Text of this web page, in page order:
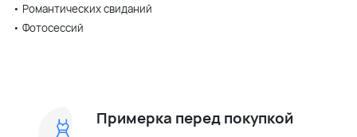
• Романтических свиданий
• Фотосессий
Примерка перед покупкой